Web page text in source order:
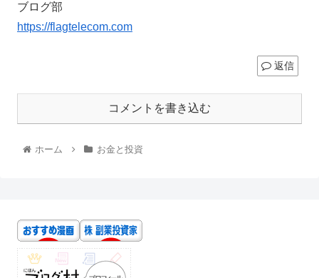
ブログ部
https://flagtelecom.com
返信
コメントを書き込む
ホーム お金と投資